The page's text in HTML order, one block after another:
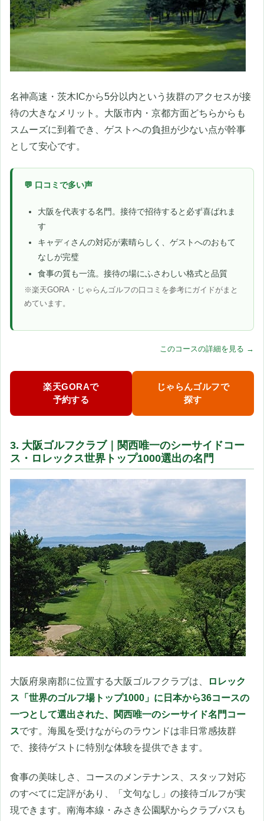
名神高速・茨木ICから5分以内という抜群のアクセスが接
待の大きなメリット。大阪市内・京都方面どちらからも
スムーズに到着でき、ゲストへの負担が少ない点が幹事
として安心です。
💬 口コミで多い声
大阪を代表する名門。接待で招待すると必ず喜ばれま
す
キャディさんの対応が素晴らしく、ゲストへのおもて
なしが完璧
食事の質も一流。接待の場にふさわしい格式と品質
※楽天GORA・じゃらんゴルフの口コミを参考にガイドがまと
めています。
このコースの詳細を見る →
楽天GORAで
予約する
じゃらんゴルフで
探す
3. 大阪ゴルフクラブ｜関西唯一のシーサイドコー
ス・ロレックス世界トップ1000選出の名門
大阪府泉南郡に位置する大阪ゴルフクラブは、
ロレック
ス「世界のゴルフ場トップ1000」に日本から36コースの
一つとして選出された、関西唯一のシーサイド名門コー
スです。海風を受けながらのラウンドは非日常感抜群
で、接待ゲストに特別な体験を提供できます。
食事の美味しさ、コースのメンテナンス、スタッフ対応
のすべてに定評があり、「文句なし」の接待ゴルフが実
現できます。南海本線・みさき公園駅からクラブバスも